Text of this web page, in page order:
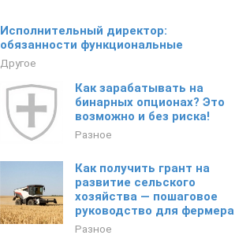
Исполнительный директор:
обязанности функциональные
Другое
Как зарабатывать на
бинарных опционах? Это
возможно и без риска!
Разное
Как получить грант на
развитие сельского
хозяйства — пошаговое
руководство для фермера
Разное